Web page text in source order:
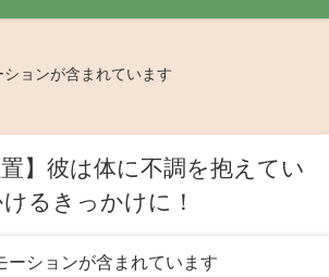
ョンが含まれています
置】彼は体に不調を抱えてい
るきっかけに！
ションが含まれています